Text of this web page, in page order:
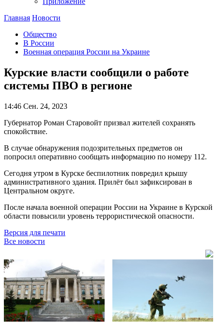
Главная Новости
Общество
В России
Военная операция России на Украине
Курские власти сообщили о работе
системы ПВО в регионе
14:46 Сен. 24, 2023
Губернатор Роман Старовойт призвал жителей сохранять
спокойствие.
В случае обнаружения подозрительных предметов он
попросил оперативно сообщать информацию по номеру 112.
Сегодня утром в Курске беспилотник повредил крышу
административного здания. Прилёт был зафиксирован в
Центральном округе.
После начала военной операции России на Украине в Курской
области повысили уровень террористической опасности.
Версия для печати
Все новости